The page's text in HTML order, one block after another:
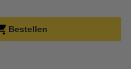
Bestellen